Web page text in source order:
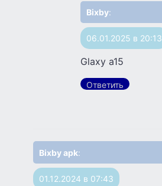
Bixby:
06.01.2025 в 20:13
Glaxy a15
Ответить
Bixby apk:
01.12.2024 в 07:43